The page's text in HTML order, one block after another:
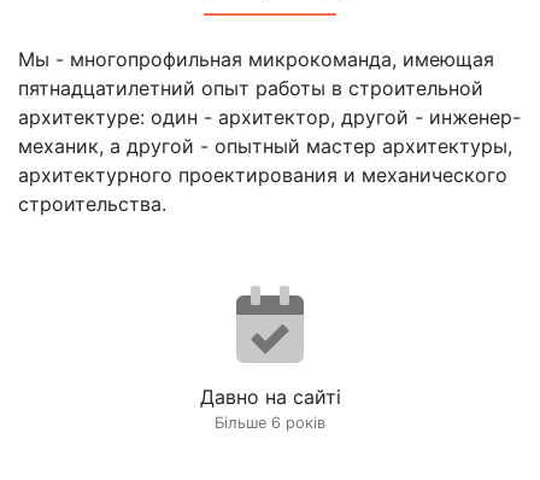
Мы - многопрофильная микрокоманда, имеющая
пятнадцатилетний опыт работы в строительной
архитектуре: один - архитектор, другой - инженер-
механик, а другой - опытный мастер архитектуры,
архитектурного проектирования и механического
строительства.
Давно на сайті
Більше 6 років